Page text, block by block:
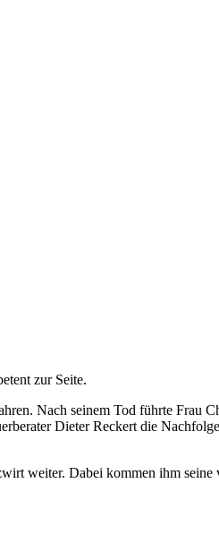
zur Seite.
Nach seinem Tod führte Frau
Dieter Reckert die
weiter. Dabei kommen ihm